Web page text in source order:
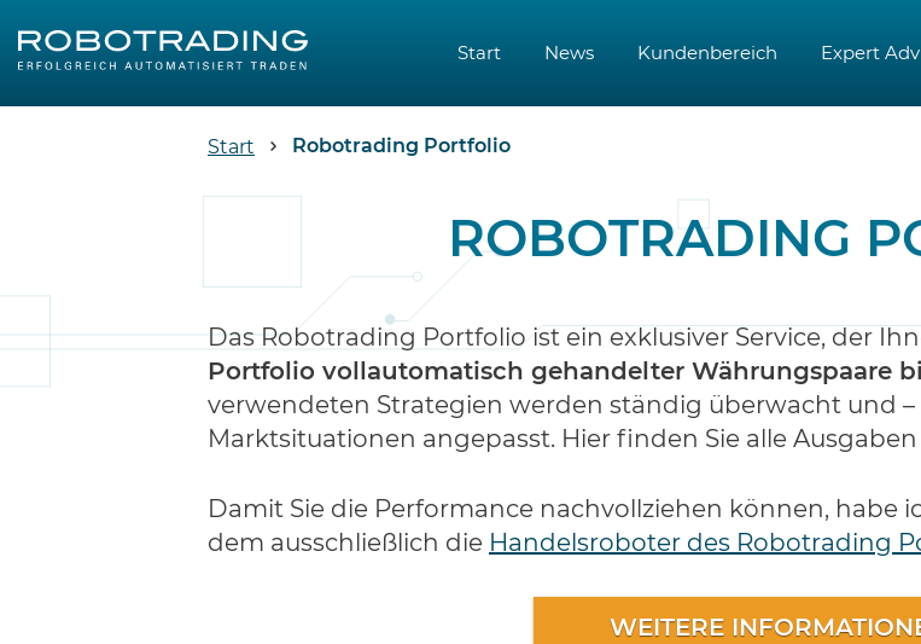
Start News Kundenbereich Expert
Start Robotrading Portfolio
ROBOTRADING
Das Robotrading Portfolio ist ein exklusiver Service, der
Portfolio vollautomatisch gehandelter Währungspaare
verwendeten Strategien werden ständig überwacht und
Marktsituationen angepasst. Hier finden Sie alle
Damit Sie die Performance nachvollziehen können, habe
dem ausschließlich die Handelsroboter des Robotrading
WEITERE